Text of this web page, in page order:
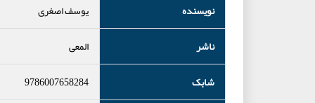
نویسنده
یوسف اصغری
ناشر
المعی
شابک
9786007658284